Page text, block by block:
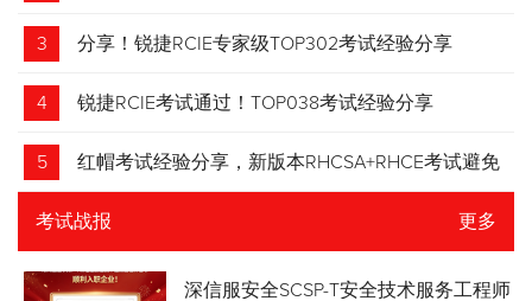
3 分享！锐捷RCIE专家级TOP302考试经验分享
4 锐捷RCIE考试通过！TOP038考试经验分享
5 红帽考试经验分享，新版本RHCSA+RHCE考试避免
踩坑
考试战报 更多
深信服安全SCSP-T安全技术服务工程师